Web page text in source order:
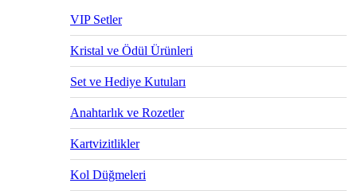
VIP Setler
Kristal ve Ödül Ürünleri
Set ve Hediye Kutuları
Anahtarlık ve Rozetler
Kartvizitlikler
Kol Düğmeleri